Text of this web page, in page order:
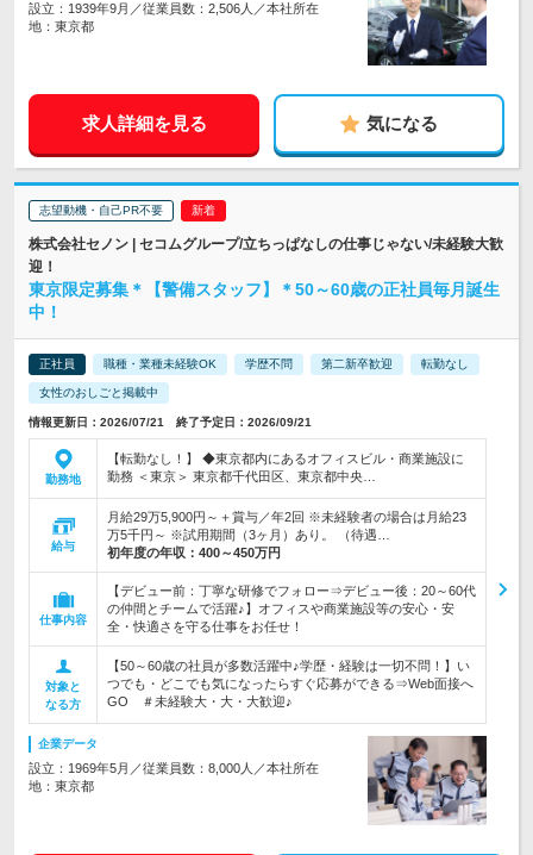
設立：1939年9月／従業員数：2,506人／本社所在
地：東京都
求人詳細を見る 気になる
志望動機・自己PR不要
株式会社セノン | セコムグループ/立ちっぱなしの仕事じゃない/未経験大歓
迎！
東京限定募集＊【警備スタッフ】＊50～60歳の正社員毎月誕生
中！
正社員 職種・業種未経験OK 学歴不問 第二新卒歓迎 転勤なし
女性のおしごと掲載中
情報更新日：2026/07/21 終了予定日：2026/09/21
勤務地
【転勤なし！】 ◆東京都内にあるオフィスビル・商業施設に
勤務 ＜東京＞ 東京都千代田区、東京都中央…
給与
月給29万5,900円～＋賞与／年2回 ※未経験者の場合は月給23
万5千円～ ※試用期間（3ヶ月）あり。 （待遇…
初年度の年収： 400～450万円
仕事内容
【デビュー前：丁寧な研修でフォロー⇒デビュー後：20～60代
の仲間とチームで活躍♪】オフィスや商業施設等の安心・安
全・快適さを守る仕事をお任せ！
対象と
なる方
【50～60歳の社員が多数活躍中♪学歴・経験は一切不問！】い
つでも・どこでも気になったらすぐ応募ができる⇒Web面接へ
GO ＃未経験大・大・大歓迎♪
企業データ
設立：1969年5月／従業員数：8,000人／本社所在
地：東京都